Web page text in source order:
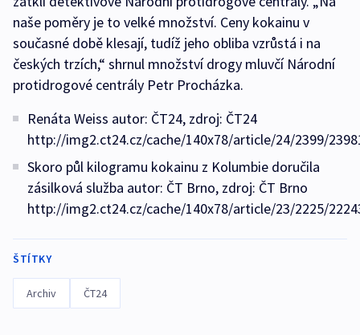
naše poměry je to velké množství. Ceny kokainu v
současné době klesají, tudíž jeho obliba vzrůstá i na
českých trzích,“ shrnul množství drogy mluvčí Národní
protidrogové centrály Petr Procházka.
Renáta Weiss autor: ČT24, zdroj: ČT24
http://img2.ct24.cz/cache/140x78/article/24/2399/
Skoro půl kilogramu kokainu z Kolumbie doručila
zásilková služba autor: ČT Brno, zdroj: ČT Brno
http://img2.ct24.cz/cache/140x78/article/23/2225/
ŠTÍTKY
Archiv ČT24